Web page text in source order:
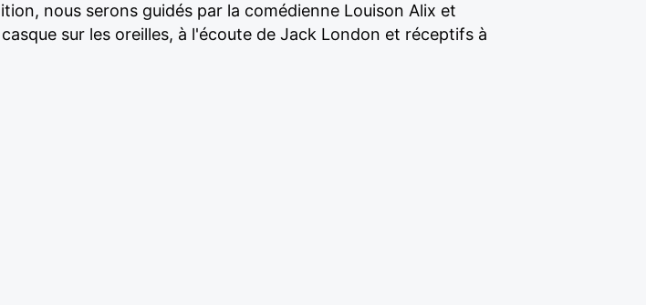
nous serons guidés par la comédienne Louison Alix et
sur les oreilles, à l'écoute de Jack London et réceptifs à